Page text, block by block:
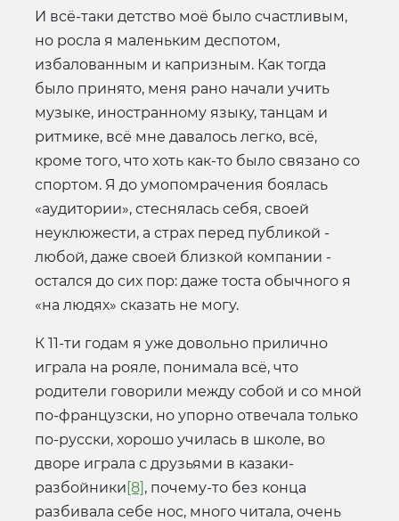
И всё-таки детство моё было счастливым,
но росла я маленьким деспотом,
избалованным и капризным. Как тогда
было принято, меня рано начали учить
музыке, иностранному языку, танцам и
ритмике, всё мне давалось легко, всё,
кроме того, что хоть как-то было связано со
спортом. Я до умопомрачения боялась
«аудитории», стеснялась себя, своей
неуклюжести, а страх перед публикой -
любой, даже своей близкой компании -
остался до сих пор: даже тоста обычного я
«на людях» сказать не могу.
К 11-ти годам я уже довольно прилично
играла на рояле, понимала всё, что
родители говорили между собой и со мной
по-французски, но упорно отвечала только
по-русски, хорошо училась в школе, во
дворе играла с друзьями в казаки-
разбойники [8] , почему-то без конца
разбивала себе нос, много читала, очень